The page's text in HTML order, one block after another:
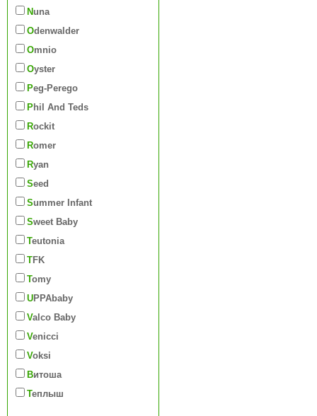
Nuna
Odenwalder
Omnio
Oyster
Peg-Perego
Phil And Teds
Rockit
Romer
Ryan
Seed
Summer Infant
Sweet Baby
Teutonia
TFK
Tomy
UPPAbaby
Valco Baby
Venicci
Voksi
Витоша
Теплыш